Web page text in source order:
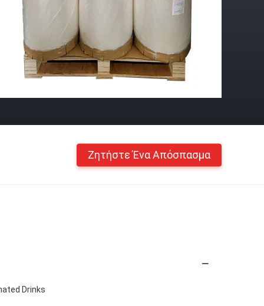
Ζητήστε Ένα Απόσπασμα
Drinks